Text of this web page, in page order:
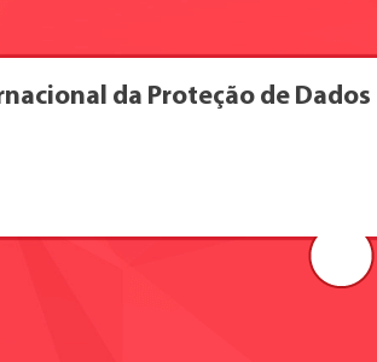
da Proteção de Dados